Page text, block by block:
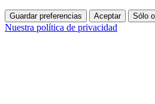
Guardar preferencias Aceptar Sólo
Nuestra política de privacidad